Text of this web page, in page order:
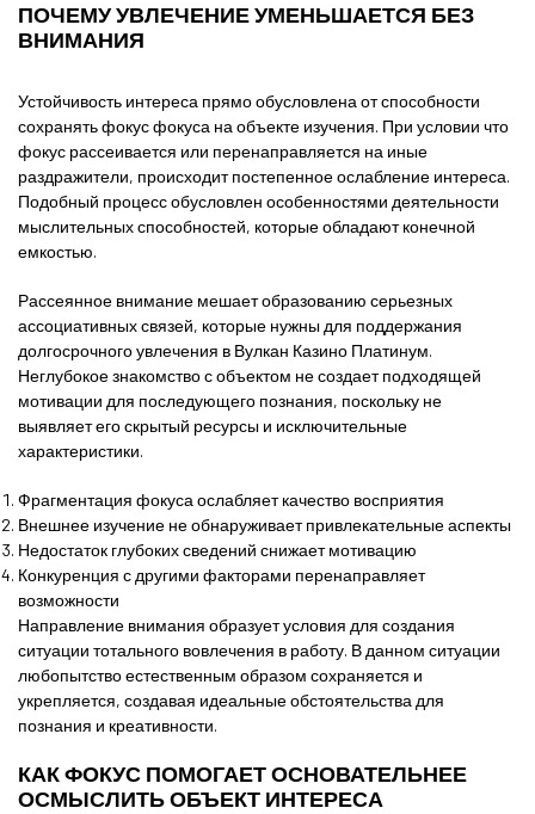
ПОЧЕМУ УВЛЕЧЕНИЕ УМЕНЬШАЕТСЯ БЕЗ
ВНИМАНИЯ
Устойчивость интереса прямо обусловлена от способности
сохранять фокус фокуса на объекте изучения. При условии что
фокус рассеивается или перенаправляется на иные
раздражители, происходит постепенное ослабление интереса.
Подобный процесс обусловлен особенностями деятельности
мыслительных способностей, которые обладают конечной
емкостью.
Рассеянное внимание мешает образованию серьезных
ассоциативных связей, которые нужны для поддержания
долгосрочного увлечения в Вулкан Казино Платинум.
Неглубокое знакомство с объектом не создает подходящей
мотивации для последующего познания, поскольку не
выявляет его скрытый ресурсы и исключительные
характеристики.
Фрагментация фокуса ослабляет качество восприятия
Внешнее изучение не обнаруживает привлекательные аспекты
Недостаток глубоких сведений снижает мотивацию
Конкуренция с другими факторами перенаправляет
возможности
Направление внимания образует условия для создания
ситуации тотального вовлечения в работу. В данном ситуации
любопытство естественным образом сохраняется и
укрепляется, создавая идеальные обстоятельства для
познания и креативности.
КАК ФОКУС ПОМОГАЕТ ОСНОВАТЕЛЬНЕЕ
ОСМЫСЛИТЬ ОБЪЕКТ ИНТЕРЕСА